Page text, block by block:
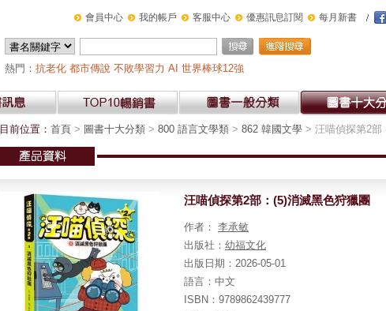
會員中心 我的帳戶 客服中心 優惠訊息訂閱 每月新書
熱門： 抗老化 都市傳說 不敗學習力 AI 世界棒球12強
目前位置： 首頁 > 圖書十大分類 > 800 語言文學類 > 862 韓國文學 > 汪喵偵探第2部
汪喵偵探第2部：(5)消滅黑色狩獵團
作者： 李承敏
出版社 ： 幼福文化
出版日期 ：2026-05-01
語言 ：中文
ISBN ：9789862439777